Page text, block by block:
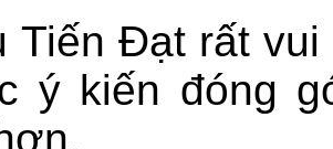
Tiến Đạt rất
ý kiến đóng